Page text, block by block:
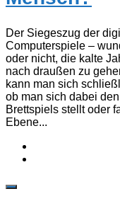
Der Siegeszug der
Computerspiele –
oder nicht, die kalte
nach draußen zu
kann man sich
ob man sich dabei
Brettspiels stellt oder
Ebene...